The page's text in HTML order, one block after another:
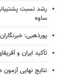
ساوه
پورذهبی:
تأکید ایران و
نتایج نهایی آزمون دکتری سال ۱۴۰۵